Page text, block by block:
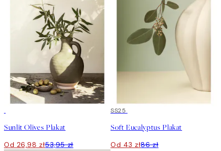
Sunlit Olives Plakat
Od 26,98 zł53,95 zł
50%*
SS25
Soft Eucalyptus Plakat
Od 43 zł86 zł